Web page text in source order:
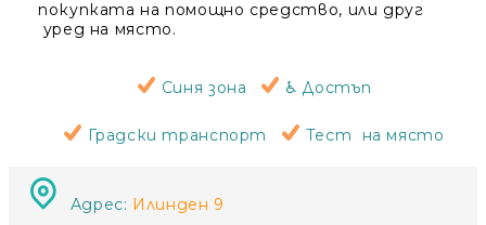
покупката на помощно средство, или друг
уред на място.
Синя зона ♿ Достъп
Градски транспорт Тест на място
Адрес: Илинден 9